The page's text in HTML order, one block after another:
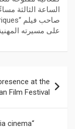
الساعة الثالثة
على مسيرته
at the
Film Festival
“Cine Rights” Human rights advocacy via cinema